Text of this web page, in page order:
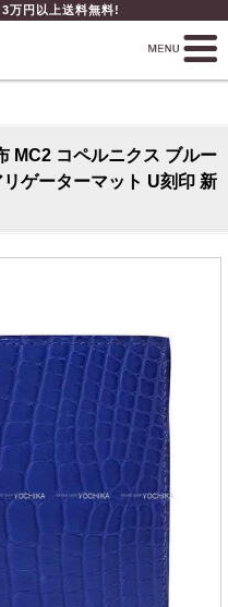
円以上送料無料!
MC2 コペルニクス ブルー
ゲーターマット U刻印 新